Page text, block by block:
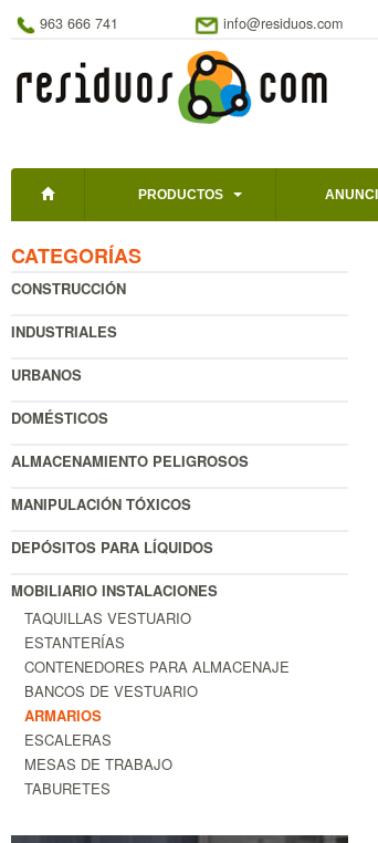
963 666 741 info@residuos.com
PRODUCTOS
CATEGORÍAS
CONSTRUCCIÓN
INDUSTRIALES
URBANOS
DOMÉSTICOS
ALMACENAMIENTO PELIGROSOS
MANIPULACIÓN TÓXICOS
DEPÓSITOS PARA LÍQUIDOS
MOBILIARIO INSTALACIONES
TAQUILLAS VESTUARIO
ESTANTERÍAS
CONTENEDORES PARA ALMACENAJE
BANCOS DE VESTUARIO
ARMARIOS
ESCALERAS
MESAS DE TRABAJO
TABURETES